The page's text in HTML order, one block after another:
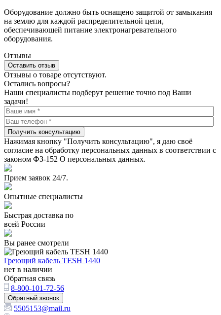
Оборудование должно быть оснащено защитой от замыкания
на землю для каждой распределительной цепи,
обеспечивающей питание электронагревательного
оборудования.
Отзывы
Оставить отзыв
Отзывы о товаре отсутствуют.
Остались вопросы?
Наши специалисты подберут решение точно под Ваши
задачи!
Получить консультацию
Нажимая кнопку "Получить консультацию", я даю своё
согласие на обработку персональных данных в соответствии с
законом ФЗ-152 О персональных данных.
Прием заявок 24/7.
Опытные специалисты
Быстрая доставка по
всей России
Вы ранее смотрели
Греющий кабель TESH 1440
нет в наличии
Обратная связь
8-800-101-72-56
Обратный звонок
5505153@mail.ru